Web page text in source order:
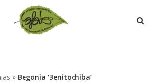
» Begonia ‘Benitochiba’